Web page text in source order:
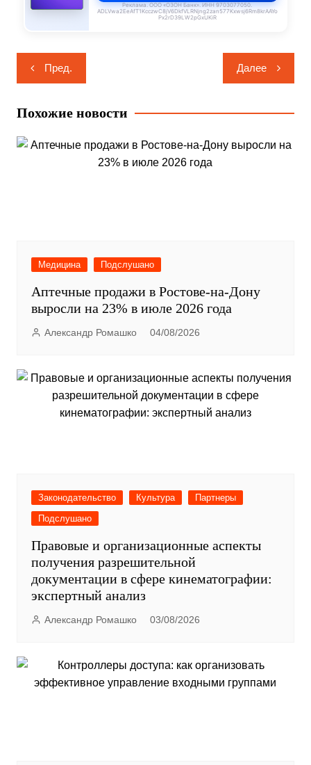
Реклама. ООО «ОЗОН Банк». ИНН 9703077050.
ADLVwa2EeAfT1KcczwC8jV6DkfVLRNjng2zan577Kxwsj6Rm8krAAYo
Px2rD39LW2pGxUKiR
Навигация
по
записям
Пред. Далее
Похожие новости
Медицина Подслушано
Аптечные продажи в Ростове-на-Дону
выросли на 23% в июле 2026 года
Александр Ромашко 04/08/2026
Законодательство Культура
Партнеры
Подслушано
Правовые и организационные аспекты
получения разрешительной
документации в сфере кинематографии:
экспертный анализ
Александр Ромашко 03/08/2026